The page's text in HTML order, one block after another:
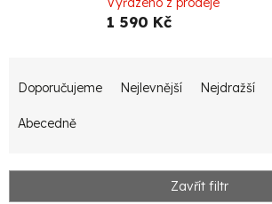
1 590 Kč
Doporučujeme Nejlevnější Nejdražší
Abecedně
Zavřít filtr